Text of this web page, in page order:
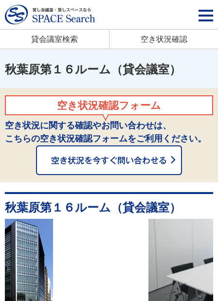
貸会議室検索 空き状況確認
秋葉原第１６ルーム（貸会議室）
空き状況確認フォーム
空き状況に関する確認やお問い合わせは、
こちらの空き状況確認フォームをご利用ください。
秋葉原第１６ルーム（貸会議室）